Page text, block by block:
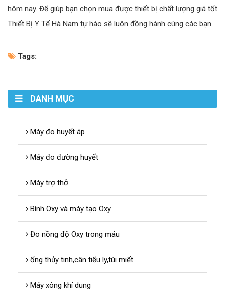
hôm nay. Để giúp bạn chọn mua được thiết bị chất lượng giá tốt
Thiết Bị Y Tế Hà Nam tự hào sẽ luôn đồng hành cùng các bạn.
Tags:
DANH MỤC
Máy đo huyết áp
Máy đo đường huyết
Máy trợ thở
Bình Oxy và máy tạo Oxy
Đo nồng độ Oxy trong máu
ống thủy tinh,cân tiểu ly,túi miết
Máy xông khí dung